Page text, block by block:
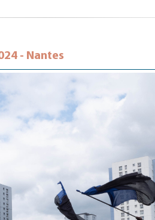
- Nantes